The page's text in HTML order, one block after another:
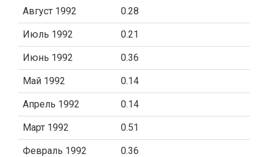
Август 1992 0.28
Июль 1992 0.21
Июнь 1992 0.36
Май 1992 0.14
Апрель 1992 0.14
Март 1992 0.51
Февраль 1992 0.36